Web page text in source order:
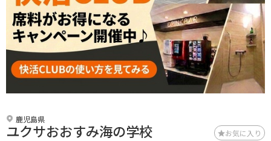
鹿児島県
ユクサおおすみ海の学校 お気に入り